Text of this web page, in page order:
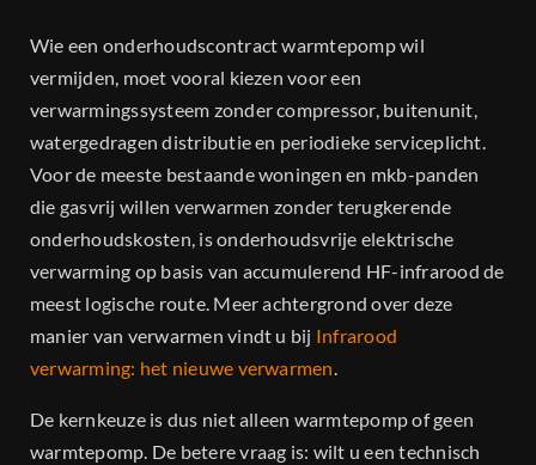
Dealers
Projecten
Contact
Wie een onderhoudscontract warmtepomp wil
vermijden, moet vooral kiezen voor een
verwarmingssysteem zonder compressor, buitenunit,
watergedragen distributie en periodieke serviceplicht.
Voor de meeste bestaande woningen en mkb-panden
die gasvrij willen verwarmen zonder terugkerende
onderhoudskosten, is onderhoudsvrije elektrische
verwarming op basis van accumulerend HF-infrarood de
meest logische route. Meer achtergrond over deze
manier van verwarmen vindt u bij Infrarood
verwarming: het nieuwe verwarmen.
De kernkeuze is dus niet alleen warmtepomp of geen
warmtepomp. De betere vraag is: wilt u een technisch